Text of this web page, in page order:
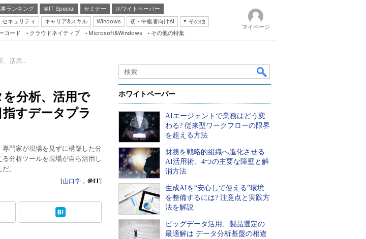
ランキング ＠IT Special セミナー
ホワイトペーパー
セキュリティ キャリア&スキル Windows 初・中級者向けAI
その他
Server & Storage
Java Agile
Database Expert
Master of IP Network
Security & Trust
Test & Tools
Insider.NET
コード クラウドネイティブ Microsoft&Windows その他の特集
マイページ
、活用...
分析、活用で
すデータプラ
門家が現場を見ずに構築した分
分析ツールを現場が自ら活用し
。
[山口学 ， ＠IT]
ホワイトペーパー
AIエージェントで業務はどう変
わる? 従来型ワークフローの限界
を超える方法
財務を戦略的組織へ進化させる
AI活用術、4つの主要な障壁と解
消方法
生成AIを“安心して使える”環境
を整備するには? 注意点と実践方
法を解説
ビッグデータ活用、製品選定の
最適解は データ分析基盤の相違